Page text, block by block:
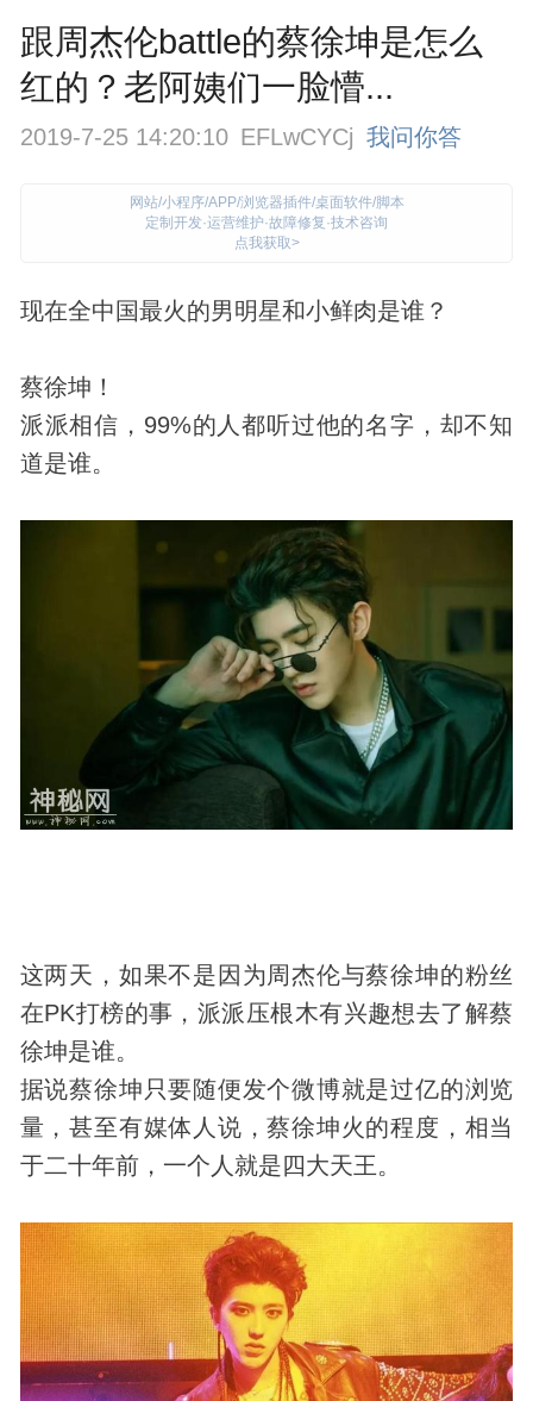
跟周杰伦battle的蔡徐坤是怎么
红的？老阿姨们一脸懵...
2019-7-25 14:20:10 EFLwCYCj 我问你答
网站/小程序/APP/浏览器插件/桌面软件/脚本
定制开发·运营维护·故障修复·技术咨询
点我获取>
现在全中国最火的男明星和小鲜肉是谁？
蔡徐坤！
派派相信，99%的人都听过他的名字，却不知
道是谁。
这两天，如果不是因为周杰伦与蔡徐坤的粉丝
在PK打榜的事，派派压根木有兴趣想去了解蔡
徐坤是谁。
据说蔡徐坤只要随便发个微博就是过亿的浏览
量，甚至有媒体人说，蔡徐坤火的程度，相当
于二十年前，一个人就是四大天王。